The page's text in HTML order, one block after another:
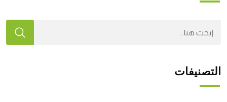
التصنيفات